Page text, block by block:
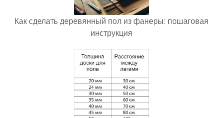
Как сделать деревянный пол из фанеры: пошаговая
инструкция